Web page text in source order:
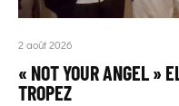
2 août 2026
« NOT YOUR ANGEL »
TROPEZ